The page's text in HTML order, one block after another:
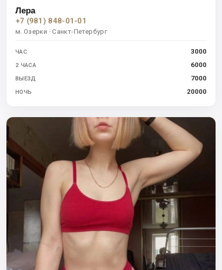
Лера
+7 (981) 848-01-01
м. Озерки · Санкт-Петербург
ЧАС 3000
2 ЧАСА 6000
ВЫЕЗД 7000
НОЧЬ 20000